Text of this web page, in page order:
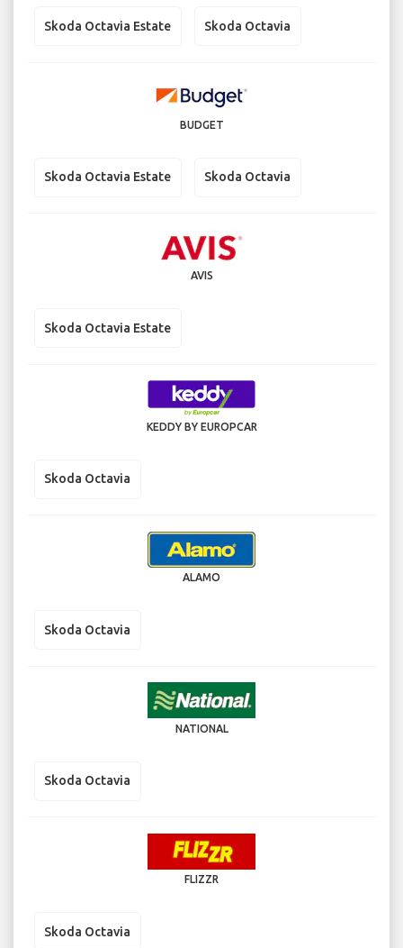
Skoda Octavia Estate Skoda Octavia
BUDGET
Skoda Octavia Estate Skoda Octavia
AVIS
Skoda Octavia Estate
KEDDY BY EUROPCAR
Skoda Octavia
ALAMO
Skoda Octavia
NATIONAL
Skoda Octavia
FLIZZR
Skoda Octavia